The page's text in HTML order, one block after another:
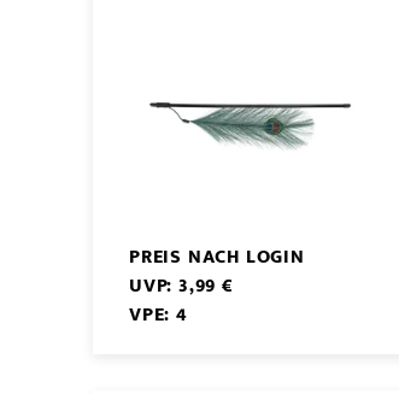
PREIS NACH LOGIN
UVP: 3,99 €
VPE: 4